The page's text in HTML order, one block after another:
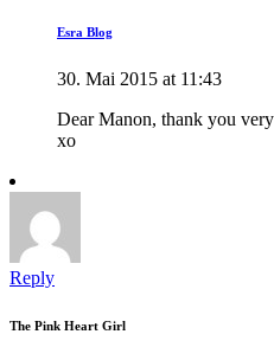
Esra Blog
30. Mai 2015 at 11:43
Dear Manon, thank you
xo
Reply
The Pink Heart Girl